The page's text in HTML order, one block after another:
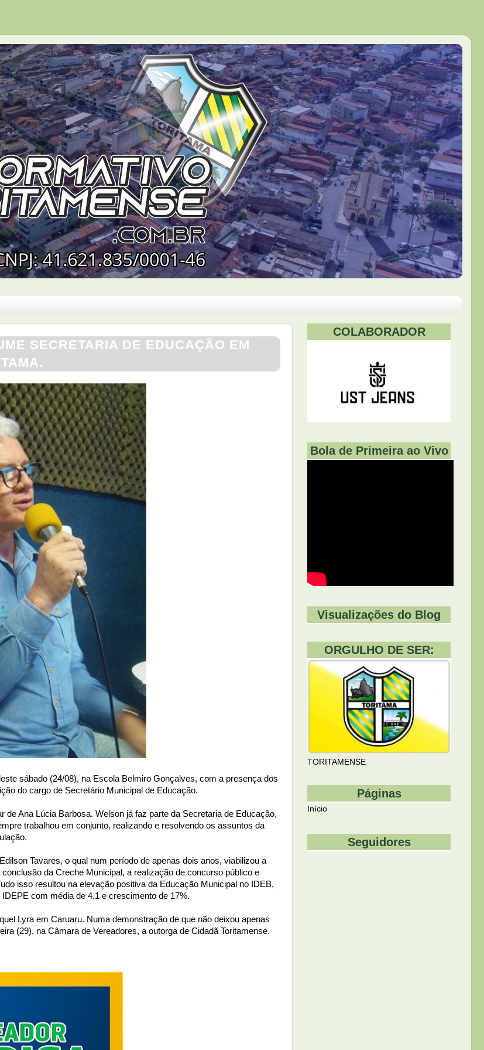
SECRETARIA DE EDUCAÇÃO EM
sábado (24/08), na Escola Belmiro Gonçalves, com a presença dos
do cargo de Secretário Municipal de Educação.
Ana Lúcia Barbosa. Welson já faz parte da Secretaria de Educação,
trabalhou em conjunto, realizando e resolvendo os assuntos da
Tavares, o qual num período de apenas dois anos, viabilizou a
da Creche Municipal, a realização de concurso público e
isso resultou na elevação positiva da Educação Municipal no IDEB,
com média de 4,1 e crescimento de 17%.
Lyra em Caruaru. Numa demonstração de que não deixou apenas
(29), na Câmara de Vereadores, a outorga de Cidadã Toritamense.
COLABORADOR
Bola de Primeira ao Vivo
Visualizações do Blog
ORGULHO DE SER:
TORITAMENSE
Páginas
Início
Seguidores